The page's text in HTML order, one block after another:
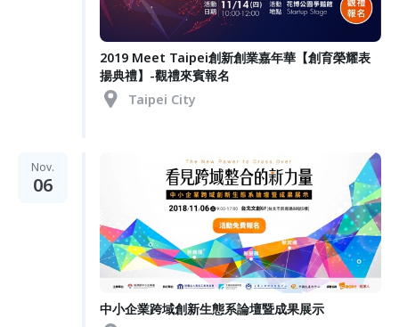
2019 Meet Taipei創新創業嘉年華【創育榮耀表
揚典禮】-觀禮來賓報名
Taipei City
Nov.
06
中小企業跨域創新生態系論壇暨成果展示